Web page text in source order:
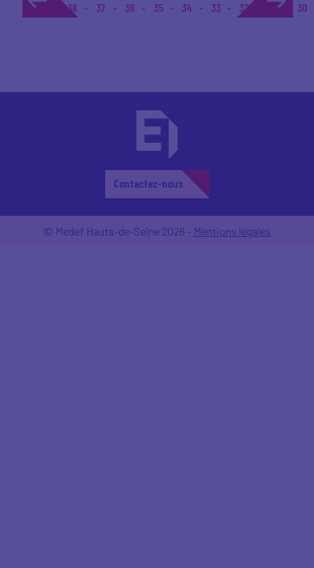
1... 38 37 36 35 34 33 32 30
Contactez-nous
© Medef Hauts-de-Seine 2026 - Mentions légales